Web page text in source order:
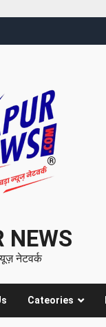
NEWS
नेटवर्क
Cateories